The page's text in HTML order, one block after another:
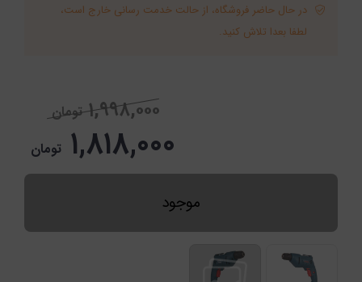
در حال حاضر فروشگاه، از حالت خدمت رسانی خارج است،
لطفا بعدا تلاش کنید.
۱,۹۹۸,۰۰۰ تومان
۱,۸۱۸,۰۰۰ تومان
موجود